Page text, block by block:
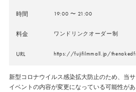
時間 19:00 〜 21:00
料金 ワンドリンクオーダー制
URL https://fujifilmmall.jp/
新型コロナウイルス感染拡大防止のため、当
イベントの内容が変更になっている可能性が